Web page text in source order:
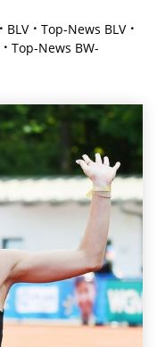
BLV
Top-News BLV
Top-News BW-